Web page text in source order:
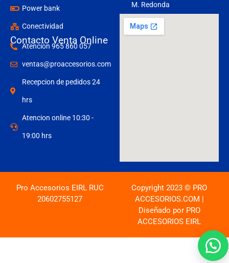
Power bank
Conectividad
Contacto Venta Online
Atencion 965 860 057
ventas@proaccesorios.com
Recepcion de pedidos 24
hrs
Atencion online 10:30 -
19:00 hrs
M. Redonda
Pro Accesorios EIRL RUC
20602755127
Copyright 2023 © PRO
ACCESORIOS.COM |
Diseñado por PRO
ACCESORIOS EIRL